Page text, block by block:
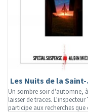
Les Nuits de la
Un sombre soir d'automne,
laisser de traces.
participe aux recherches